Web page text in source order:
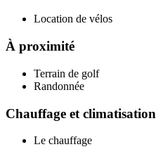
Location de vélos
À proximité
Terrain de golf
Randonnée
Chauffage et climatisation
Le chauffage